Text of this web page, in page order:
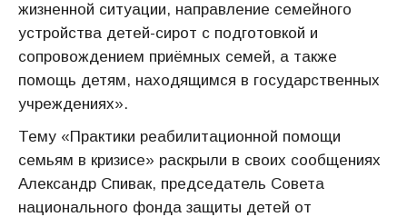
жизненной ситуации, направление семейного
устройства детей-сирот с подготовкой и
сопровождением приёмных семей, а также
помощь детям, находящимся в государственных
учреждениях».
Тему «Практики реабилитационной помощи
семьям в кризисе» раскрыли в своих сообщениях
Александр Спивак, председатель Совета
национального фонда защиты детей от